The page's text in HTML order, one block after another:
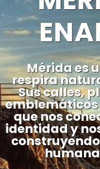
Mérida es
respira
Sus calles,
que nos
identidad y